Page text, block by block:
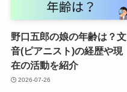
野口五郎の娘の年齢は？文
音(ピアニスト)の経歴や現
在の活動を紹介
2026-07-26